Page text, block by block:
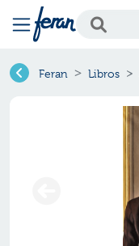
Feran Libros